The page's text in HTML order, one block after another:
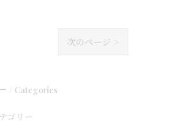
次のページ >
Categories
ゴリー